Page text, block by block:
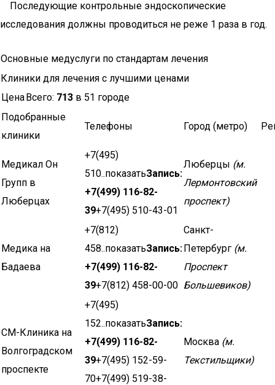
Последующие контрольные эндоскопические
исследования должны проводиться не реже 1 раза в год.
Основные медуслуги по стандартам лечения
Клиники для лечения с лучшими ценами
ЦенаВсего: 713 в 51 городе
Подобранные
клиники
Телефоны Город (метро)
Медикал Он
Групп в
Люберцах
+7(495)
510..показатьЗапись:
+7(499) 116-82-
39+7(495) 510-43-01
Люберцы (м.
Лермонтовский
проспект)
Медика на
Бадаева
+7(812)
458..показатьЗапись:
+7(499) 116-82-
39+7(812) 458-00-00
Санкт-
Петербург (м.
Проспект
Большевиков)
СМ-Клиника на
Волгоградском
проспекте
+7(495)
152..показатьЗапись:
+7(499) 116-82-
39+7(495) 152-59-
70+7(499) 519-38-
Москва (м.
Текстильщики)